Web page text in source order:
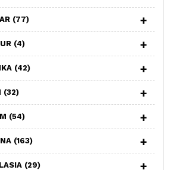
(77)
(4)
(42)
(32)
(54)
(163)
(29)